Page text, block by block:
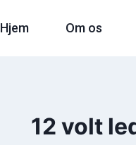
Hjem Om os
12 volt